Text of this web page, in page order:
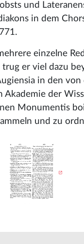
und
in dem
einzelne
er viel dazu
in den von
Akademie der
Monumentis
und zu